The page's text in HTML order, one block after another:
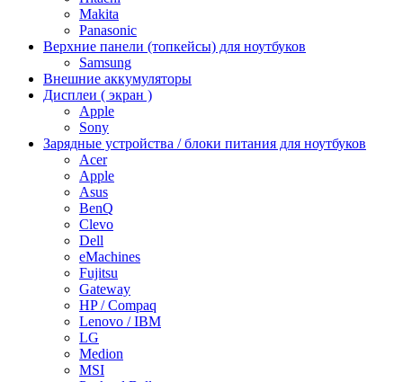
Makita
Panasonic
Верхние панели (топкейсы) для ноутбуков
Samsung
Внешние аккумуляторы
Дисплеи ( экран )
Apple
Sony
Зарядные устройства / блоки питания для ноутбуков
Acer
Apple
Asus
BenQ
Clevo
Dell
eMachines
Fujitsu
Gateway
HP / Compaq
Lenovo / IBM
LG
Medion
MSI